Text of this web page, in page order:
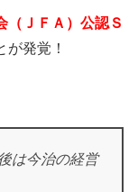
（ＪＦＡ）公認Ｓ
が発覚！
は今治の経営